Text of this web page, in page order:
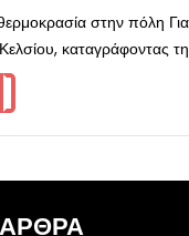
στην πόλη
καταγράφοντας